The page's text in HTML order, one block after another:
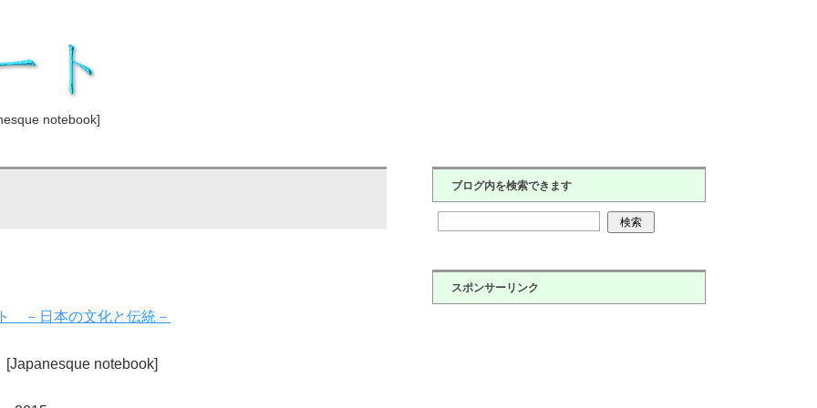
notebook]
－日本の文化と伝統－
notebook]
ブログ内を検索できます
スポンサーリンク